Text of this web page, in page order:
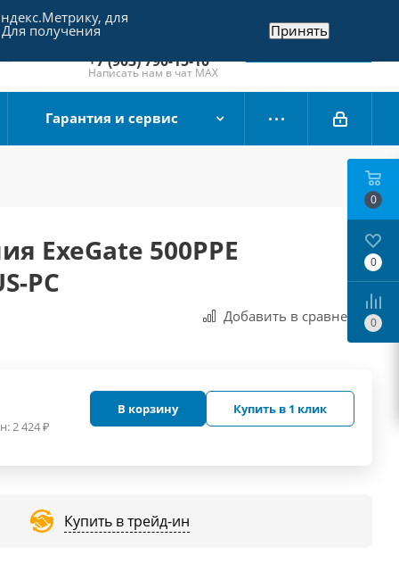
+7 (495) 790-15-10
Отдел продаж
+7 (903) 790-15-10
Написать нам в чат MAX
Заказать звонок
Гарантия и сервис
ExeGate 500PPE
PC
Добавить в сравнения
2 424₽
В корзину Купить в 1 клик
Купить в трейд-ин
0
0
0
для
получения Принять